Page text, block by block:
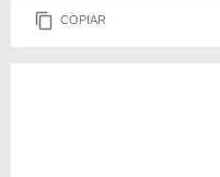
COPIAR